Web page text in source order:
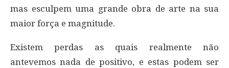
mas esculpem uma grande obra de arte na sua
maior força e magnitude.
Existem perdas as quais realmente não
antevemos nada de positivo, e estas podem ser